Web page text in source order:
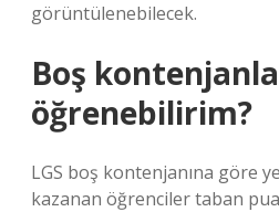
görüntülenebilecek.
Boş
öğrenebilirim?
LGS boş kontenjanına göre
kazanan öğrenciler taban